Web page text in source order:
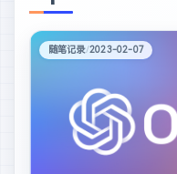
随笔记录/2023-02-07